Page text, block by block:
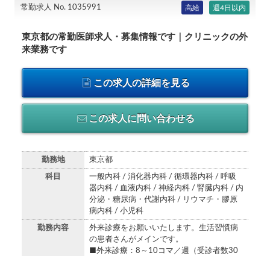
常勤求人 No. 1035991 高給 週4日以内
東京都の常勤医師求人・募集情報です｜クリニックの外
来業務です
この求人の詳細を見る
この求人に問い合わせる
勤務地 東京都
科目
一般内科 / 消化器内科 / 循環器内科 / 呼吸
器内科 / 血液内科 / 神経内科 / 腎臓内科 / 内
分泌・糖尿病・代謝内科 / リウマチ・膠原
病内科 / 小児科
勤務内容
外来診療をお願いいたします。生活習慣病
の患者さんがメインです。
■外来診療：8～10コマ／週（受診者数30